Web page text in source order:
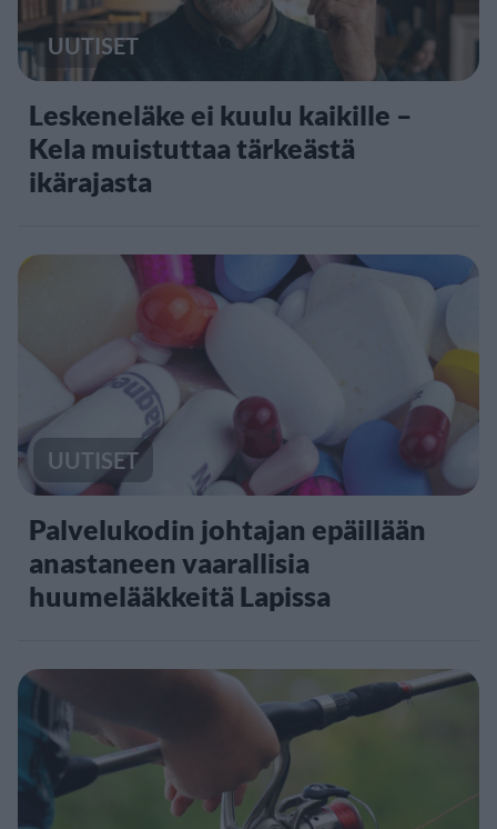
UUTISET
Leskeneläke ei kuulu kaikille –
Kela muistuttaa tärkeästä
ikärajasta
UUTISET
Palvelukodin johtajan epäillään
anastaneen vaarallisia
huumelääkkeitä Lapissa